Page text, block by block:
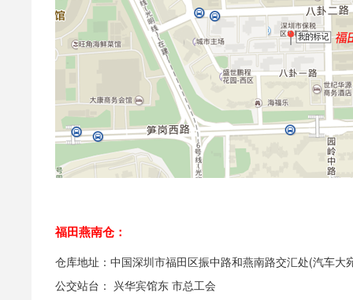
福田燕南仓：
仓库地址：中国深圳市福田区振中路和燕南路交汇处(汽车大
公交站台： 兴华宾馆东 市总工会